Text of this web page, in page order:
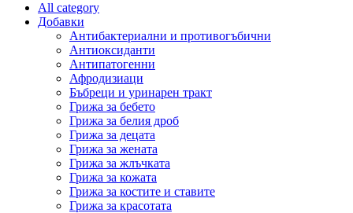
All category
Добавки
Антибактериални и противогъбични
Антиоксиданти
Антипатогенни
Афродизиаци
Бъбреци и уринарен тракт
Грижа за бебето
Грижа за белия дроб
Грижа за децата
Грижа за жената
Грижа за жлъчката
Грижа за кожата
Грижа за костите и ставите
Грижа за красотата